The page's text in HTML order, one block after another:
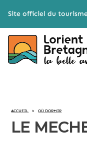
Site officiel du
ACCUEIL > OÙ DORMIR
LE